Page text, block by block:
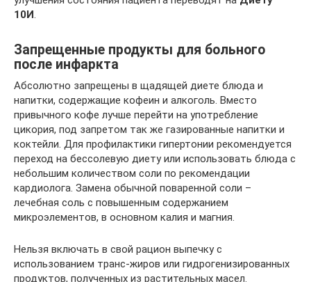
10И.
Запрещенные продукты для больного
после инфаркта
Абсолютно запрещены в щадящей диете блюда и
напитки, содержащие кофеин и алкоголь. Вместо
привычного кофе лучше перейти на употребление
цикория, под запретом так же газированные напитки и
коктейли. Для профилактики гипертонии рекомендуется
переход на бессолевую диету или использовать блюда с
небольшим количеством соли по рекомендации
кардиолога. Замена обычной поваренной соли –
лечебная соль с повышенным содержанием
микроэлементов, в основном калия и магния.
Нельзя включать в свой рацион выпечку с
использованием транс-жиров или гидрогенизированных
продуктов, полученных из растительных масел.